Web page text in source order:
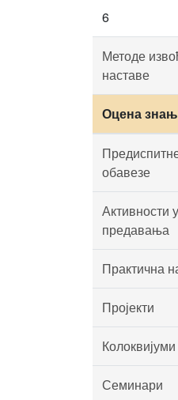
6
Методе
наставе
Оцена
обавезе
Активности
предавања
Практична
Пројекти
Колоквијуми
Семинари